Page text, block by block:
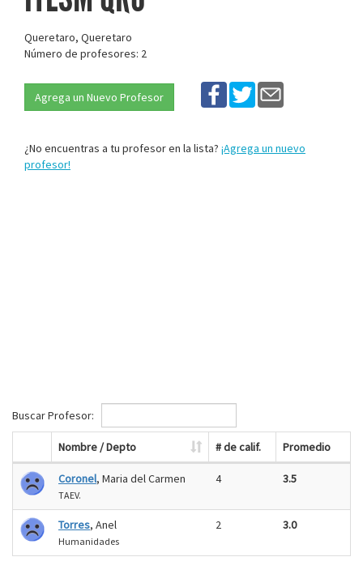
Queretaro, Queretaro
Número de profesores: 2
Agrega un Nuevo Profesor
¿No encuentras a tu profesor en la lista? ¡Agrega un nuevo
profesor!
Buscar Profesor:
Nombre / Depto # de calif. Promedio
Coronel, Maria del Carmen
TAEV.
4 3.5
Torres, Anel
Humanidades
2 3.0